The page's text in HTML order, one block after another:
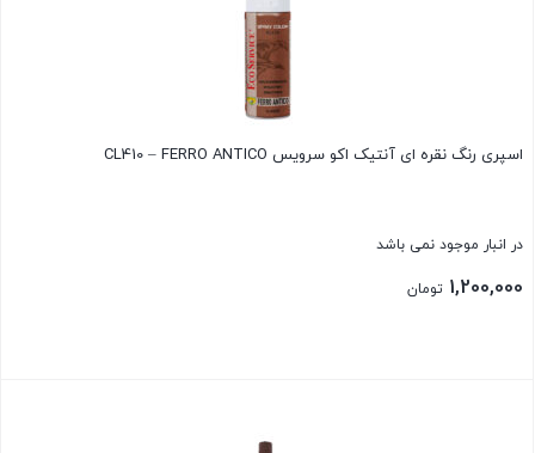
اسپری رنگ نقره ای آنتیک اکو سرویس CL410 – FERRO ANTICO
در انبار موجود نمی باشد
1,200,000 تومان